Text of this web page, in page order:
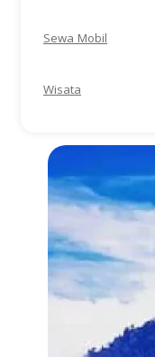
Sewa Mobil
Wisata